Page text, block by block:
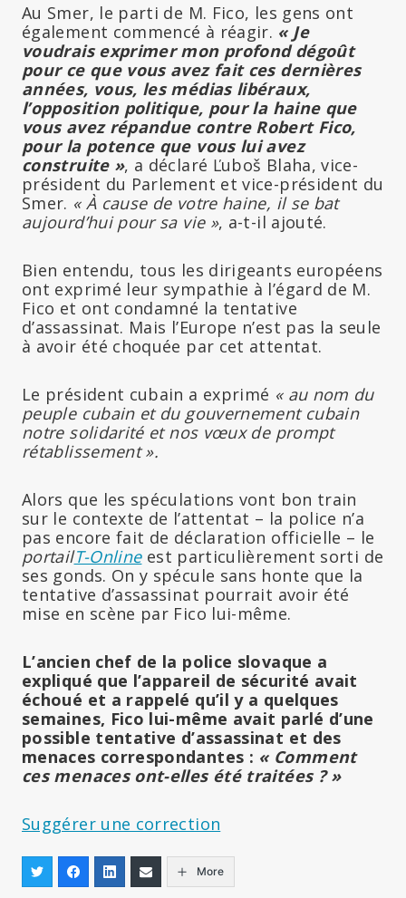
Au Smer, le parti de M. Fico, les gens ont
également commencé à réagir. « Je
voudrais exprimer mon profond dégoût
pour ce que vous avez fait ces dernières
années, vous, les médias libéraux,
l’opposition politique, pour la haine que
vous avez répandue contre Robert Fico,
pour la potence que vous lui avez
construite », a déclaré Ľuboš Blaha, vice-
président du Parlement et vice-président du
Smer. « À cause de votre haine, il se bat
aujourd’hui pour sa vie », a-t-il ajouté.
Bien entendu, tous les dirigeants européens
ont exprimé leur sympathie à l’égard de M.
Fico et ont condamné la tentative
d’assassinat. Mais l’Europe n’est pas la seule
à avoir été choquée par cet attentat.
Le président cubain a exprimé « au nom du
peuple cubain et du gouvernement cubain
notre solidarité et nos vœux de prompt
rétablissement ».
Alors que les spéculations vont bon train
sur le contexte de l’attentat – la police n’a
pas encore fait de déclaration officielle – le
portailT-Online est particulièrement sorti de
ses gonds. On y spécule sans honte que la
tentative d’assassinat pourrait avoir été
mise en scène par Fico lui-même.
L’ancien chef de la police slovaque a
expliqué que l’appareil de sécurité avait
échoué et a rappelé qu’il y a quelques
semaines, Fico lui-même avait parlé d’une
possible tentative d’assassinat et des
menaces correspondantes : « Comment
ces menaces ont-elles été traitées ? »
Suggérer une correction
More